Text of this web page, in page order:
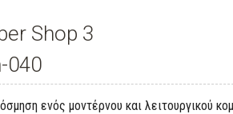
Shop 3
040
ενός μοντέρνου και λειτουργικού